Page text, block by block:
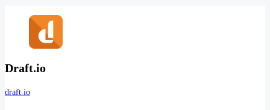
Draft.io
draft.io